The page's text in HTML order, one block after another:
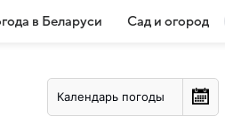
в Беларуси Сад и огород
Календарь погоды